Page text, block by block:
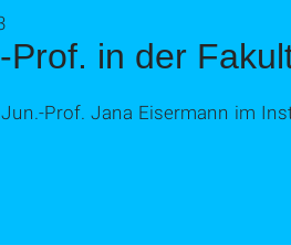
Prof. in der
Prof. Jana Eisermann im